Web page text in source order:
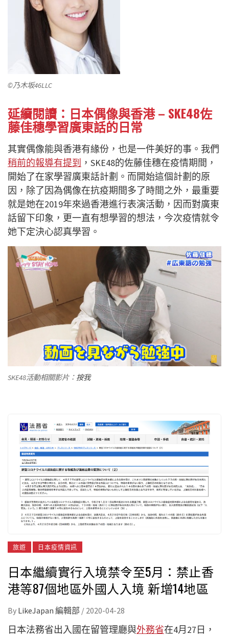
©乃木坂46LLC
延續閱讀：日本偶像與香港 – SKE48佐
藤佳穗學習廣東話的日常
其實偶像能與香港有緣份，也是一件美好的事。我們
稍前的報導有提到 ，SKE48的佐藤佳穗在疫情期間，
開始了在家學習廣東話計劃。而開始這個計劃的原
因，除了因為偶像在抗疫期間多了時間之外，最重要
就是她在2019年來過香港進行表演活動，因而對廣東
話留下印象，更一直有想學習的想法，今次疫情就令
她下定決心認真學習。
SKE48活動相關影片： 按我
旅遊 日本疫情資訊
日本繼續實行入境禁令至5月：禁止香
港等87個地區外國人入境 新增14地區
By LikeJapan 編輯部 / 2020-04-28
日本法務省出入國在留管理廳與外務省在4月27日，